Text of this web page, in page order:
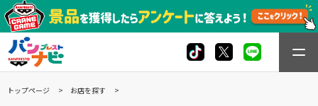
トップページ お店を探す